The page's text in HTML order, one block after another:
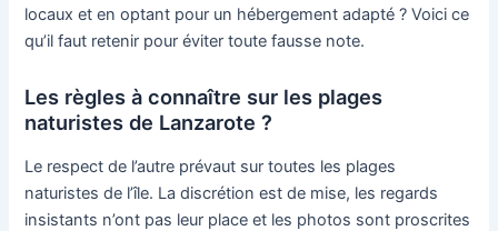
locaux et en optant pour un hébergement adapté ? Voici ce
qu’il faut retenir pour éviter toute fausse note.
Les règles à connaître sur les plages
naturistes de Lanzarote ?
Le respect de l’autre prévaut sur toutes les plages
naturistes de l’île. La discrétion est de mise, les regards
insistants n’ont pas leur place et les photos sont proscrites